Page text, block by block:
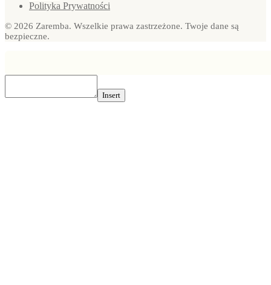
Polityka Prywatności
© 2026 Zaremba. Wszelkie prawa zastrzeżone. Twoje dane są
bezpieczne.
Insert